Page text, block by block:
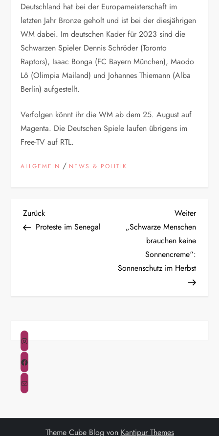
Deutschland hat bei der Europameisterschaft im
letzten Jahr Bronze geholt und ist bei der diesjährigen
WM dabei. Im deutschen Kader für 2023 sind die
Schwarzen Spieler Dennis Schröder (Toronto
Raptors), Isaac Bonga (FC Bayern München), Maodo
Lô (Olimpia Mailand) und Johannes Thiemann (Alba
Berlin) aufgestellt.
Verfolgen könnt ihr die WM ab dem 25. August auf
Magenta. Die Deutschen Spiele laufen übrigens im
Free-TV auf RTL.
ALLGEMEIN / NEWS & POLITIK
B
a
g
s
n
a
Vorheriger
Beitrag
Zurück
Proteste im Senegal
Beitrag
Weiter
„Schwarze Menschen
brauchen keine
Sonnencreme“:
Sonnenschutz im Herbst
Instagram
Facebook
E-Mail
Theme Cube Blog von Kantipur Themes